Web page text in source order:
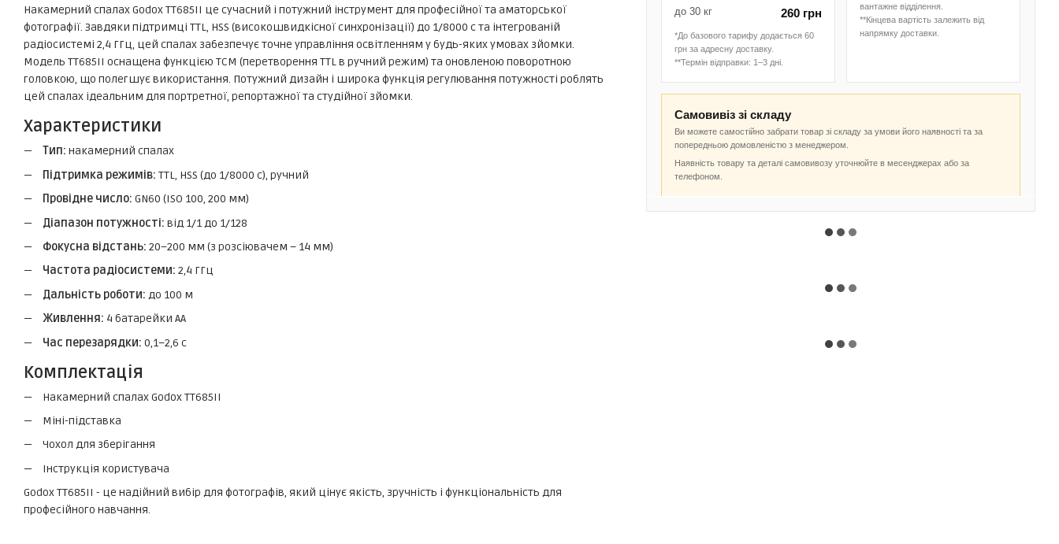
Накамерний спалах Godox TT685II це сучасний і потужний інструмент для професійної та аматорської
фотографії. Завдяки підтримці TTL, HSS (високошвидкісної синхронізації) до 1/8000 с та інтегрованій
радіосистемі 2,4 ГГц, цей спалах забезпечує точне управління освітленням у будь-яких умовах зйомки.
Модель TT685II оснащена функцією TCM (перетворення TTL в ручний режим) та оновленою поворотною
головкою, що полегшує використання. Потужний дизайн і широка функція регулювання потужності роблять
цей спалах ідеальним для портретної, репортажної та студійної зйомки.
Характеристики
Тип: накамерний спалах
Підтримка режимів: TTL, HSS (до 1/8000 с), ручний
Провідне число: GN60 (ISO 100, 200 мм)
Діапазон потужності: від 1/1 до 1/128
Фокусна відстань: 20–200 мм (з розсіювачем – 14 мм)
Частота радіосистеми: 2,4 ГГц
Дальність роботи: до 100 м
Живлення: 4 батарейки АА
Час перезарядки: 0,1–2,6 с
Комплектація
Накамерний спалах Godox TT685II
Міні-підставка
Чохол для зберігання
Інструкція користувача
Godox TT685II - це надійний вибір для фотографів, який цінує якість, зручність і функціональність для
професійного навчання.
до 30 кг 260 грн
*До базового тарифу додається 60
грн за адресну доставку.
**Термін відправки: 1–3 дні.
вантажне відділення.
**Кінцева вартість залежить від
напрямку доставки.
Самовивіз зі складу
Ви можете самостійно забрати товар зі складу за умови його наявності та за
попередньою домовленістю з менеджером.
Наявність товару та деталі самовивозу уточнюйте в месенджерах або за
телефоном.